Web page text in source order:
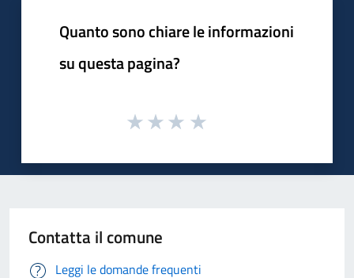
Quanto sono chiare le informazioni
su questa pagina?
Contatta il comune
Leggi le domande frequenti